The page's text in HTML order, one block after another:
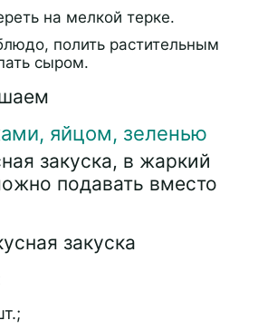
на мелкой терке.
полить растительным
сыром.
яйцом, зеленью
закуска, в жаркий
подавать вместо